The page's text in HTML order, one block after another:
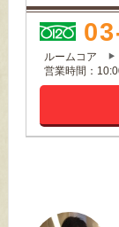
ルームコア
営業時間：